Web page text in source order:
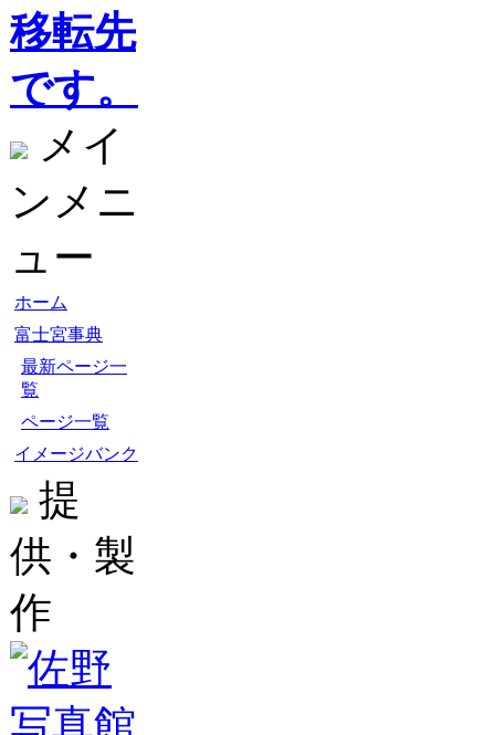
移転先
です。
メイ
ンメニ
ュー
ホーム
富士宮事典
最新ページ一
覧
ページ一覧
イメージバンク
提
供・製
作